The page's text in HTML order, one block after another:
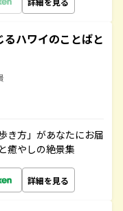
るハワイのことばと
き方」があなたにお届
癒やしの絶景集
詳細を見る